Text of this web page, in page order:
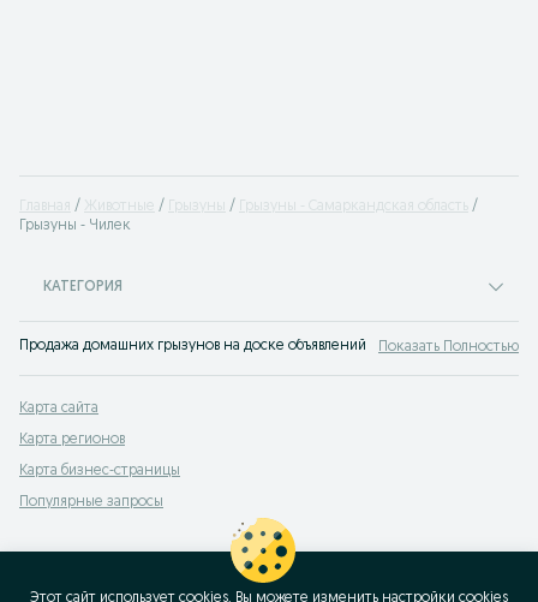
Главная Животные Грызуны
Грызуны - Самаркандская область
Грызуны - Чилек
КАТЕГОРИЯ
Продажа домашних грызунов на доске объявлений OLX.uz Чилек.
Показать Полностью
Карта сайта
Карта регионов
Карта бизнес-страницы
Популярные запросы
Этот сайт использует cookies. Вы можете изменить настройки cookies